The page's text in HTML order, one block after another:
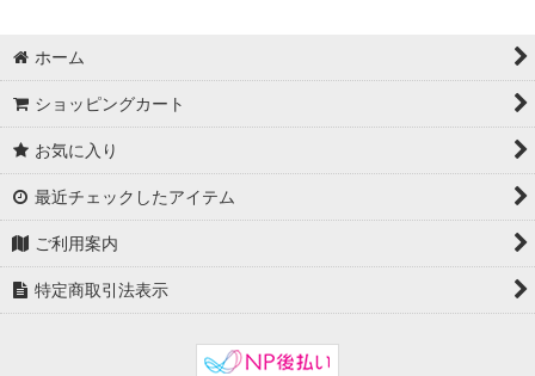
ホーム
ショッピングカート
お気に入り
最近チェックしたアイテム
ご利用案内
特定商取引法表示